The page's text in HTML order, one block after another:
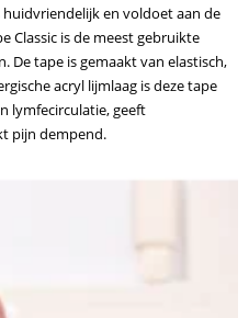
huidvriendelijk en voldoet aan de
Classic is de meest gebruikte
De tape is gemaakt van elastisch,
acryl lijmlaag is deze tape
lymfecirculatie, geeft
pijn dempend.